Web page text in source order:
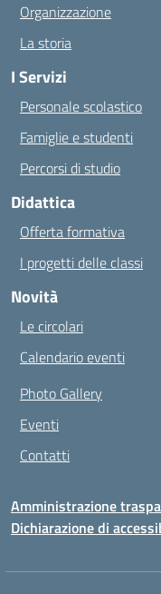
Organizzazione
La storia
I Servizi
Personale scolastico
Famiglie e studenti
Percorsi di studio
Didattica
Offerta formativa
I progetti delle classi
Novità
Le circolari
Calendario eventi
Photo Gallery
Eventi
Contatti
Amministrazione
Dichiarazione di